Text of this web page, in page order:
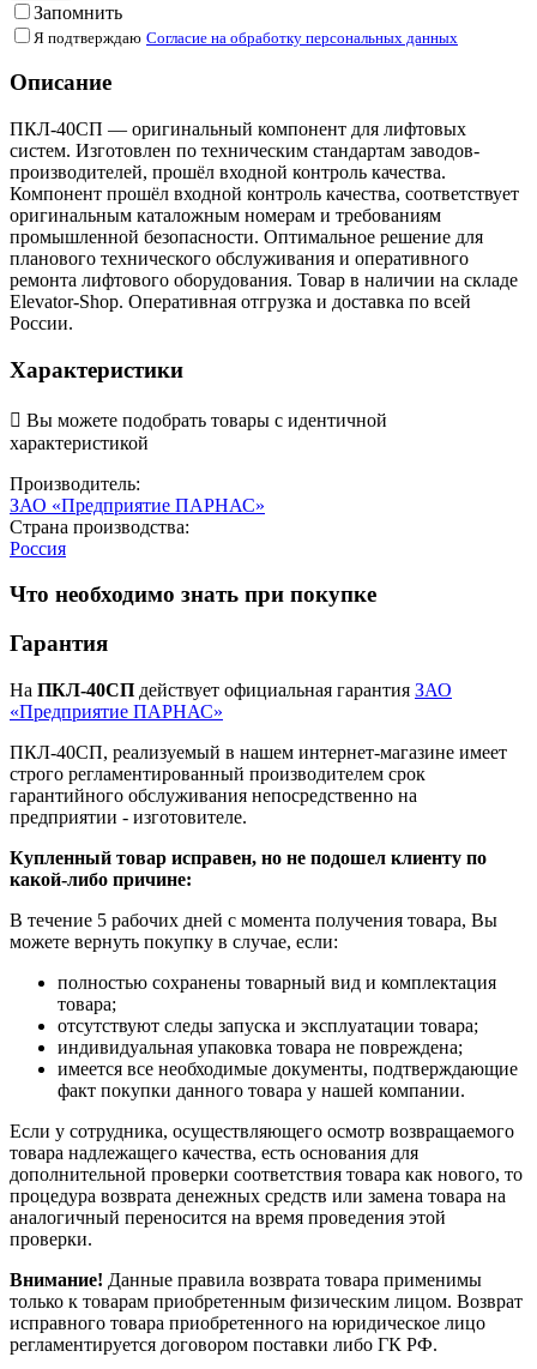
Запомнить
Я подтверждаю Согласие на обработку персональных данных
Описание
ПКЛ-40СП — оригинальный компонент для лифтовых
систем. Изготовлен по техническим стандартам заводов-
производителей, прошёл входной контроль качества.
Компонент прошёл входной контроль качества, соответствует
оригинальным каталожным номерам и требованиям
промышленной безопасности. Оптимальное решение для
планового технического обслуживания и оперативного
ремонта лифтового оборудования. Товар в наличии на складе
Elevator-Shop. Оперативная отгрузка и доставка по всей
России.
Характеристики
 Вы можете подобрать товары с идентичной
характеристикой
Производитель:
ЗАО «Предприятие ПАРНАС»
Страна производства:
Россия
Что необходимо знать при покупке
Гарантия
На ПКЛ-40СП действует официальная гарантия ЗАО
«Предприятие ПАРНАС»
ПКЛ-40СП, реализуемый в нашем интернет-магазине имеет
строго регламентированный производителем срок
гарантийного обслуживания непосредственно на
предприятии - изготовителе.
Купленный товар исправен, но не подошел клиенту по
какой-либо причине:
В течение 5 рабочих дней с момента получения товара, Вы
можете вернуть покупку в случае, если:
полностью сохранены товарный вид и комплектация
товара;
отсутствуют следы запуска и эксплуатации товара;
индивидуальная упаковка товара не повреждена;
имеется все необходимые документы, подтверждающие
факт покупки данного товара у нашей компании.
Если у сотрудника, осуществляющего осмотр возвращаемого
товара надлежащего качества, есть основания для
дополнительной проверки соответствия товара как нового, то
процедура возврата денежных средств или замена товара на
аналогичный переносится на время проведения этой
проверки.
Внимание! Данные правила возврата товара применимы
только к товарам приобретенным физическим лицом. Возврат
исправного товара приобретенного на юридическое лицо
регламентируется договором поставки либо ГК РФ.